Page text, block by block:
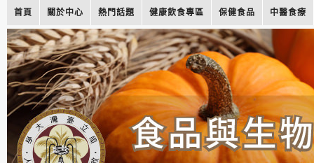
首頁 關於中心 熱門話題 健康飲食專區 保健食品 中醫食療